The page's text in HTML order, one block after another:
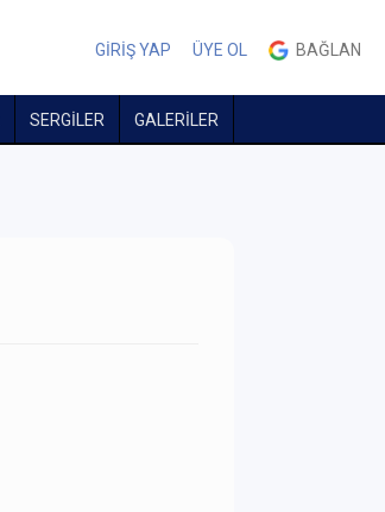
GİRİŞ YAP ÜYE OL BAĞLAN
SERGİLER GALERİLER